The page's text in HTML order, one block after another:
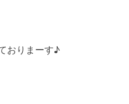
おりまーす♪